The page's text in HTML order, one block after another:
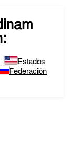
Estados
Federación